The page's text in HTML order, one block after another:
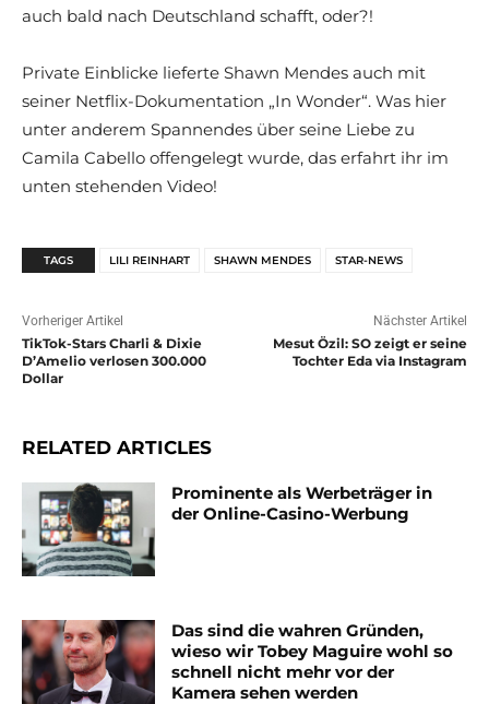
auch bald nach Deutschland schafft, oder?!
Private Einblicke lieferte Shawn Mendes auch mit
seiner Netflix-Dokumentation „In Wonder“. Was hier
unter anderem Spannendes über seine Liebe zu
Camila Cabello offengelegt wurde, das erfahrt ihr im
unten stehenden Video!
TAGS LILI REINHART SHAWN MENDES STAR-NEWS
Vorheriger Artikel
TikTok-Stars Charli & Dixie
D’Amelio verlosen 300.000
Dollar
Nächster Artikel
Mesut Özil: SO zeigt er seine
Tochter Eda via Instagram
RELATED ARTICLES
Prominente als Werbeträger in
der Online-Casino-Werbung
Das sind die wahren Gründen,
wieso wir Tobey Maguire wohl so
schnell nicht mehr vor der
Kamera sehen werden